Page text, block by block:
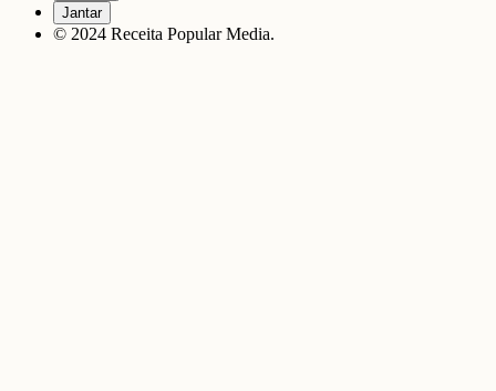
Jantar
© 2024 Receita Popular Media.